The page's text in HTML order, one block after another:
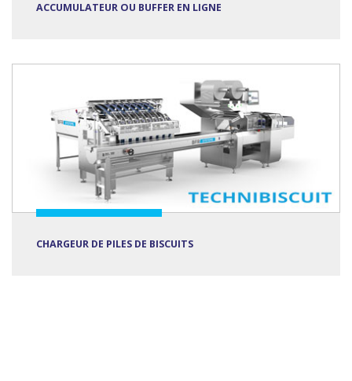
ACCUMULATEUR OU BUFFER EN LIGNE
CHARGEUR DE PILES DE BISCUITS